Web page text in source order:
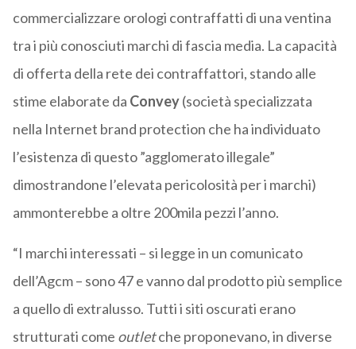
commercializzare orologi contraffatti di una ventina
tra i più conosciuti marchi di fascia media. La capacità
di offerta della rete dei contraffattori, stando alle
stime elaborate da Convey(società specializzata
nella Internet brand protection che ha individuato
l’esistenza di questo ”agglomerato illegale”
dimostrandone l’elevata pericolosità per i marchi)
ammonterebbe a oltre 200mila pezzi l’anno.
“I marchi interessati – si legge in un comunicato
dell’Agcm – sono 47 e vanno dal prodotto più semplice
a quello di extralusso. Tutti i siti oscurati erano
strutturati come outletche proponevano, in diverse